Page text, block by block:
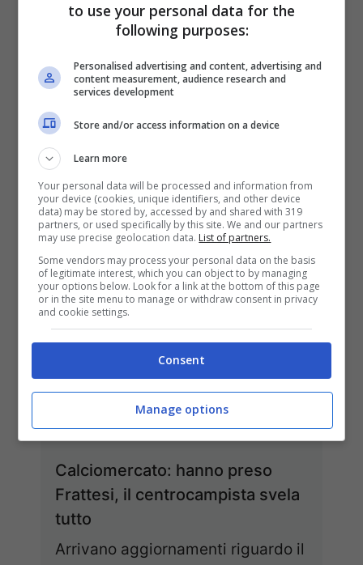
Atalanta-Sassuolo, rivelazione a
DAZN: la notizia sull’infortunio
Rivelazione sull’infortunio da parte
del tecnico, in merito a quello che
è stato il problema in Atalanta-
Sassuolo. A DAZN ha ...
15/10/2022
Calciomercato: hanno preso
Frattesi, il centrocampista svela
tutto
Arrivano aggiornamenti riguardo il
to use your personal data for the
following purposes:
Personalised advertising and content, advertising and
content measurement, audience research and
services development
Store and/or access information on a device
Learn more
Your personal data will be processed and information from
your device (cookies, unique identifiers, and other device
data) may be stored by, accessed by and shared with 319
partners, or used specifically by this site. We and our partners
may use precise geolocation data. List of partners.
Some vendors may process your personal data on the basis
of legitimate interest, which you can object to by managing
your options below. Look for a link at the bottom of this page
or in the site menu to manage or withdraw consent in privacy
and cookie settings.
Consent
Manage options